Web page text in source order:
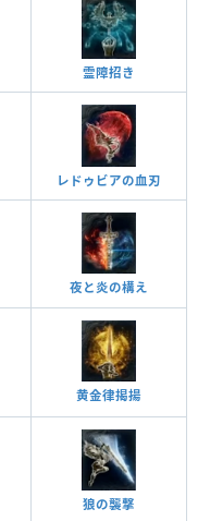
霊障招き
レドゥビアの血刃
夜と炎の構え
黄金律揭揚
狼の襲撃